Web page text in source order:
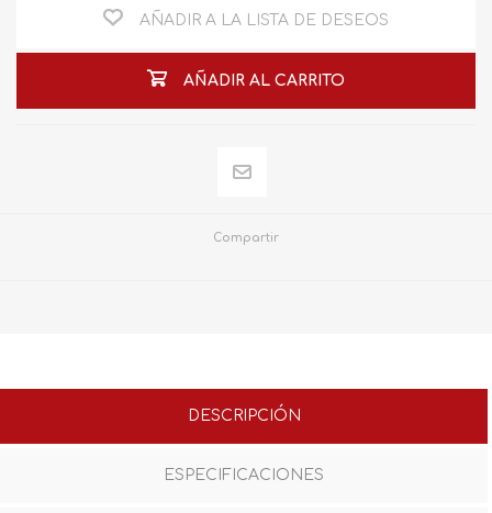
AÑADIR A LA LISTA DE DESEOS
AÑADIR AL CARRITO
Compartir
DESCRIPCIÓN
ESPECIFICACIONES